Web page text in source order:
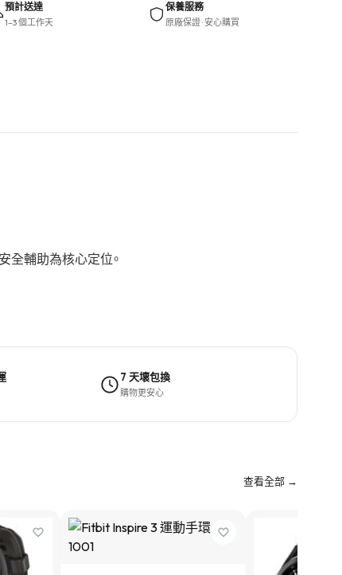
預計送達
1–3 個工作天
保養服務
原廠保證 · 安心購買
全輔助為核心定位。
7 天壞包換
購物更安心
查看全部 →